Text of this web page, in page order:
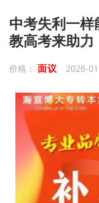
中考失利一
教高考来助力
价格： 面议 2026-